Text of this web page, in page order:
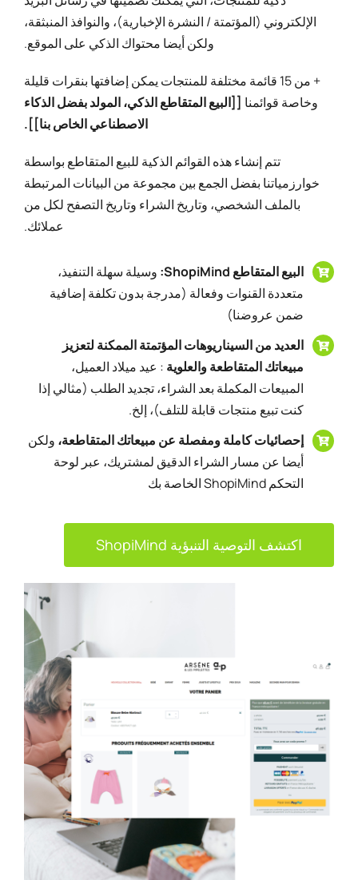
الإلكتروني (المؤتمتة / النشرة الإخبارية)، والنوافذ المنبثقة،
ولكن أيضا محتواك الذكي على الموقع.
+ من 15 قائمة مختلفة للمنتجات يمكن إضافتها بنقرات قليلة
وخاصة قوائمنا [[البيع المتقاطع الذكي، المولد بفضل الذكاء
الاصطناعي الخاص بنا]].
تتم إنشاء هذه القوائم الذكية للبيع المتقاطع بواسطة
خوارزمياتنا بفضل الجمع بين مجموعة من البيانات المرتبطة
بالملف الشخصي، وتاريخ الشراء وتاريخ التصفح لكل من
عملائك.
البيع المتقاطع ShopiMind:
وسيلة سهلة التنفيذ،
متعددة القنوات وفعالة (مدرجة بدون تكلفة إضافية
ضمن عروضنا)
العديد من السيناريوهات المؤتمتة الممكنة لتعزيز
مبيعاتك المتقاطعة والعلوية : عيد ميلاد العميل،
المبيعات المكملة بعد الشراء، تجديد الطلب (مثالي إذا
كنت تبيع منتجات قابلة للتلف)، إلخ.
إحصائيات كاملة ومفصلة عن مبيعاتك المتقاطعة، ولكن
أيضا عن مسار الشراء الدقيق لمشتريك، عبر لوحة
التحكم ShopiMind الخاصة بك
اكتشف التوصية التنبؤية ShopiMind